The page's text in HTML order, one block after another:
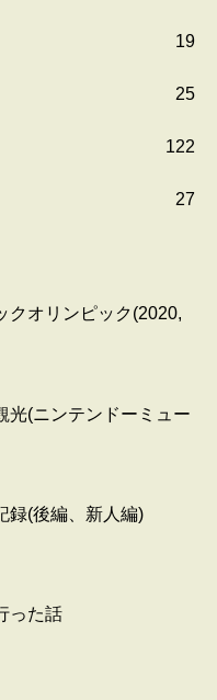
19
25
122
27
クオリンピック(2020,
光(ニンテンドーミュー
録(後編、新人編)
った話